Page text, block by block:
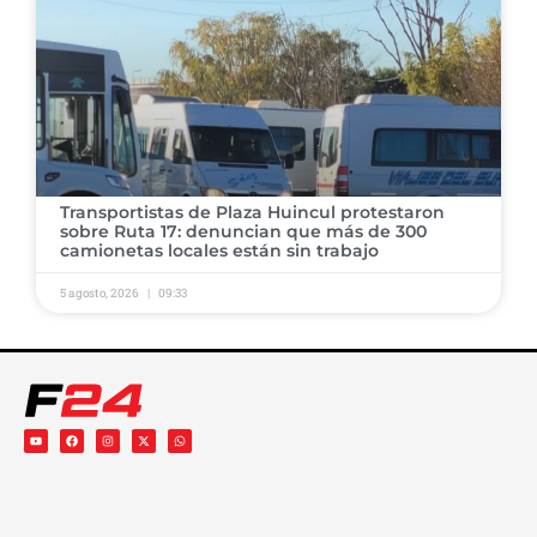
Transportistas de Plaza Huincul protestaron
sobre Ruta 17: denuncian que más de 300
camionetas locales están sin trabajo
5 agosto, 2026 09:33